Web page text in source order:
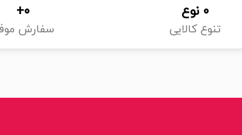
تنوع کالایی
0 نوع
سفارش
0
+